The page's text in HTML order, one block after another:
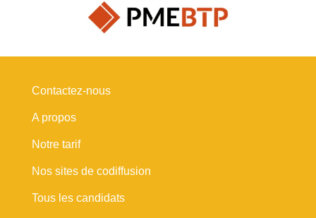
Contactez-nous
A propos
Notre tarif
Nos sites de codiffusion
Tous les candidats